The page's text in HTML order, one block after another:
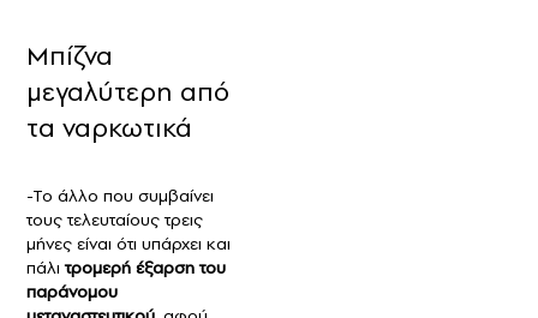
Μπίζνα
μεγαλύτερη από
τα ναρκωτικά
-Το άλλο που συμβαίνει
τους τελευταίους τρεις
μήνες είναι ότι υπάρχει και
πάλιτρομερή έξαρση του
παράνομου